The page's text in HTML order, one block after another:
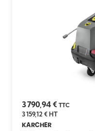
3 790,94 € TTC
3 159,12 €HT
KARCHER